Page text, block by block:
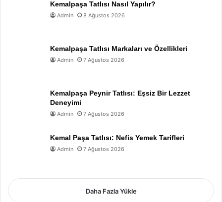
Kemalpaşa Tatlısı Nasıl Yapılır?
Admin 8 Ağustos 2026
Kemalpaşa Tatlısı Markaları ve Özellikleri
Admin 7 Ağustos 2026
Kemalpaşa Peynir Tatlısı: Eşsiz Bir Lezzet
Deneyimi
Admin 7 Ağustos 2026
Kemal Paşa Tatlısı: Nefis Yemek Tarifleri
Admin 7 Ağustos 2026
Daha Fazla Yükle